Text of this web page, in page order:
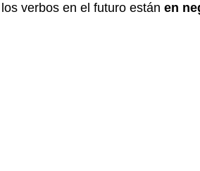
verbos en el futuro están en